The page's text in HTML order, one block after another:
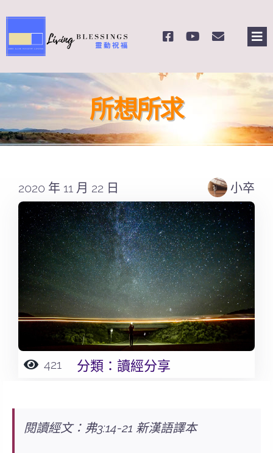
to
content
關於我們
奉獻支持
課程報名
Search
for:
所想所求
2020 年 11 月 22 日 小卒
421 分類：讀經分享
閱讀經文：弗3:14-21 新漢語譯本